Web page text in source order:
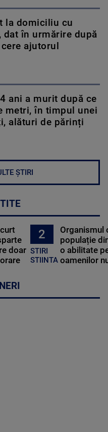
la domiciliu cu
dat în urmărire după
ajutorul
ani a murit după ce
metri, în timpul unei
alături de părinți
ȘTIRI
doar
2
STIRI
STIINTA
Organismul
populație
o abilitate
oamenilor